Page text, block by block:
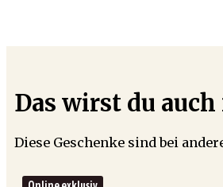
Das wirst du
Diese Geschenke sind bei